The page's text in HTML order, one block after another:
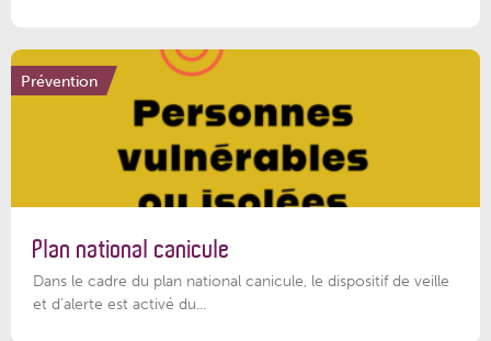
Prévention
Plan national canicule
Dans le cadre du plan national canicule, le dispositif de veille
et d’alerte est activé du...